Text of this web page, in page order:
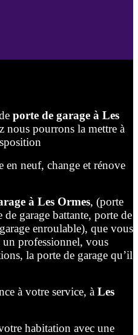
porte de garage à Les
nous pourrons la mettre à
en neuf, change et rénove
à Les Ormes, (porte
garage battante, porte de
enroulable), que vous
professionnel, vous
la porte de garage qu’il
à votre service, à Les
habitation avec une